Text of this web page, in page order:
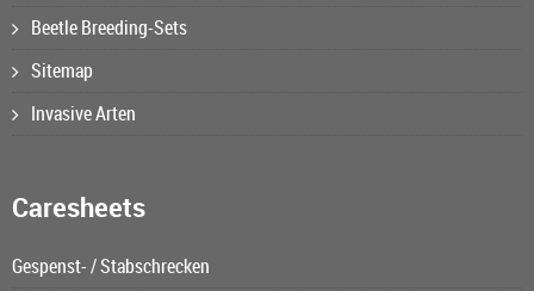
Beetle Breeding-Sets
Sitemap
Invasive Arten
Caresheets
Gespenst- / Stabschrecken